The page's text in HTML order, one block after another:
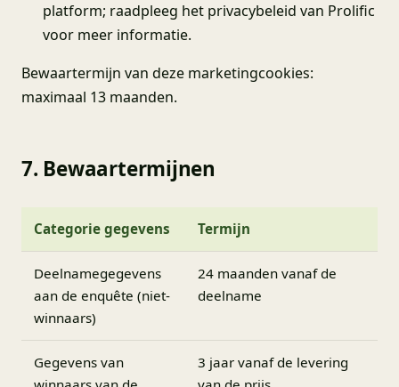
platform; raadpleeg het privacybeleid van Prolific
voor meer informatie.
Bewaartermijn van deze marketingcookies:
maximaal 13 maanden.
7. Bewaartermijnen
Categorie gegevens Termijn
Deelnamegegevens
aan de enquête (niet-
winnaars)
24 maanden vanaf de
deelname
Gegevens van
3 jaar vanaf de levering